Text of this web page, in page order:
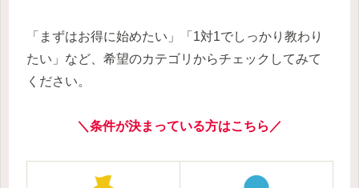
「まずはお得に始めたい」「1対1でしっかり教わり
たい」など、希望のカテゴリからチェックしてみて
ください。
＼条件が決まっている方はこちら／